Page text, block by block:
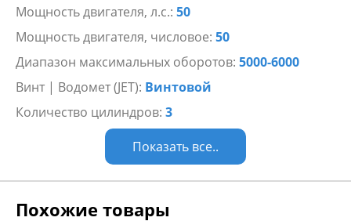
Мощность двигателя, л.с.: 50
Мощность двигателя, числовое: 50
Диапазон максимальных оборотов: 5000-6000
Винт | Водомет (JET): Винтовой
Количество цилиндров: 3
Показать все..
Похожие товары